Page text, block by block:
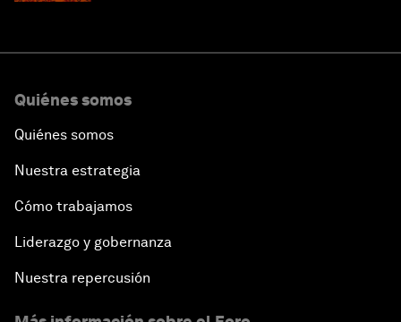
Quiénes somos
Quiénes somos
Nuestra estrategia
Cómo trabajamos
Liderazgo y gobernanza
Nuestra repercusión